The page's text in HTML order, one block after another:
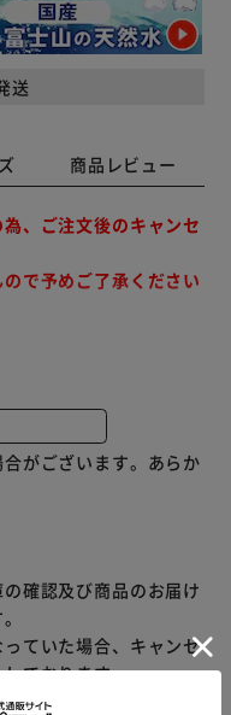
送
商品レビュー
、ご注文後のキャンセ
で予めご了承ください
、肌触りのよいマイク
。
の販売です。
め、初期不良以外の返
がございます。あらか
確認及び商品のお届け
ていた場合、キャンセ
ております。
たします。